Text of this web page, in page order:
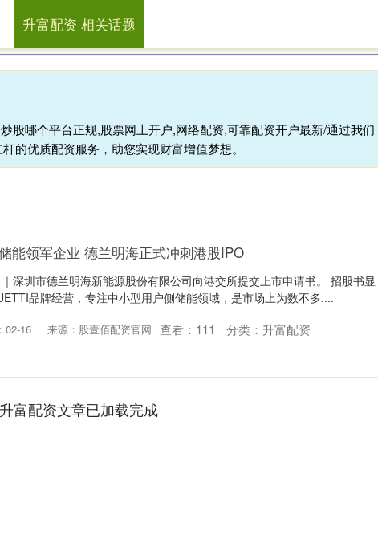
升富配资 股票账户配资
股哪个平台正规,股票网上开户,网络配资,可靠配资开户最新/通过我们
的优质配资服务，助您实现财富增值梦想。
升富配资 相关话题
能领军企业 德兰明海正式冲刺港股IPO
深圳市德兰明海新能源股份有限公司向港交所提交上市申请书。 招股书显
品牌经营，专注中小型用户侧储能领域，是市场上为数不多....
02-16 来源：股壹佰配资官网 查看： 111 分类： 升富配资
升富配资文章已加载完成